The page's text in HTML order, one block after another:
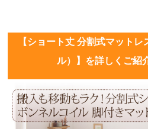
【ショート丈 分割式マット
ル）】を詳しくご紹